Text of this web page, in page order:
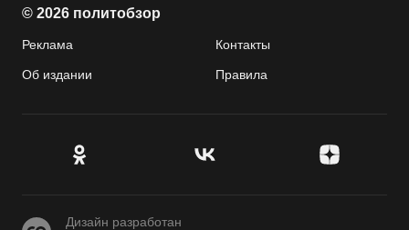
© 2026 политобзор
Реклама Контакты
Об издании Правила